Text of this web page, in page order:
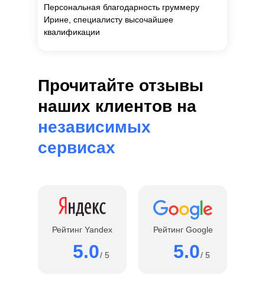
Персональная благодарность груммеру
Ирине, специалисту высочайшее
квалификации
Прочитайте отзывы
наших клиентов на
независимых
сервисах
Рейтинг Yandex
5.0/ 5
Рейтинг Google
5.0/ 5